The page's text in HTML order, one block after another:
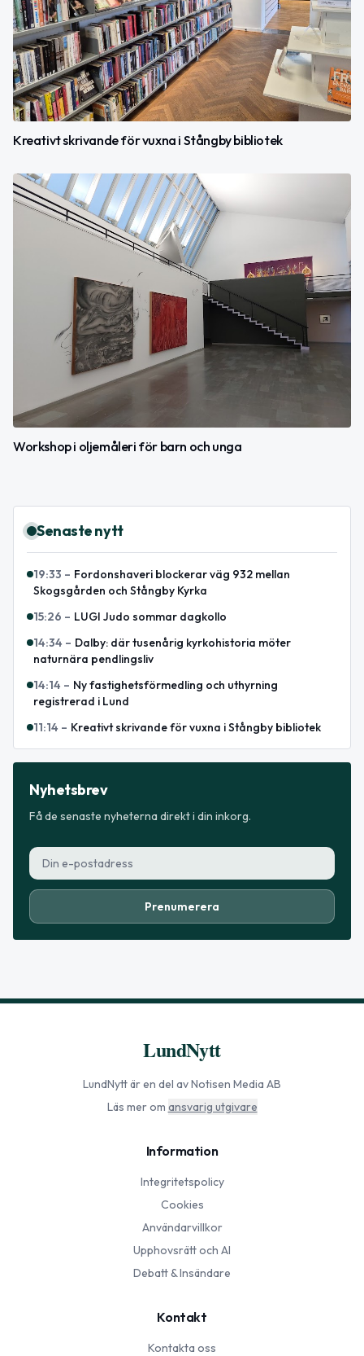
Kreativt skrivande för vuxna i Stångby bibliotek
Workshop i oljemåleri för barn och unga
Senaste nytt
19:33 – Fordonshaveri blockerar väg 932 mellan
Skogsgården och Stångby Kyrka
15:26 – LUGI Judo sommar dagkollo
14:34 – Dalby: där tusenårig kyrkohistoria möter
naturnära pendlingsliv
14:14 – Ny fastighetsförmedling och uthyrning
registrerad i Lund
11:14 – Kreativt skrivande för vuxna i Stångby bibliotek
Nyhetsbrev
Få de senaste nyheterna direkt i din inkorg.
Prenumerera
LundNytt
LundNyttär en del av Notisen Media AB
Läs mer om ansvarig utgivare
Information
Integritetspolicy
Cookies
Användarvillkor
Upphovsrätt och AI
Debatt & Insändare
Kontakt
Kontakta oss